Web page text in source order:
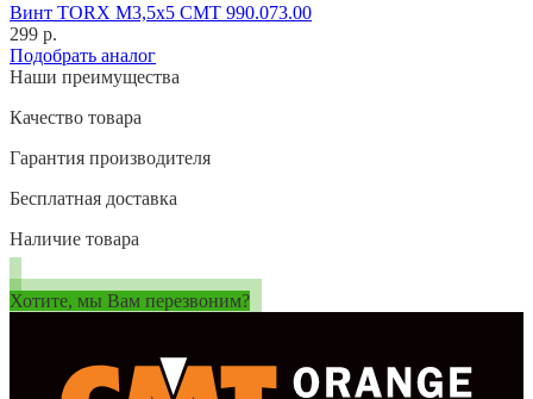
Винт TORX M3,5x5 CMT 990.073.00
299 р.
Подобрать аналог
Наши преимущества
Качество товара
Гарантия производителя
Бесплатная доставка
Наличие товара
Хотите, мы Вам перезвоним?